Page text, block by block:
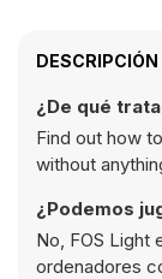
DESCRIPCIÓN
¿De qué
Find out how
without
¿Podemos
No, FOS Light
ordenadores